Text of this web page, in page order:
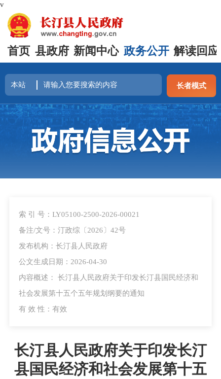
v
首页 县政府 新闻中心 政务公开 解读回应
长者模式
索 引 号：LY05100-2500-2026-00021
备注/文号：汀政综〔2026〕42号
发布机构：长汀县人民政府
公文生成日期：2026-04-30
内容概述： 长汀县人民政府关于印发长汀县国民经济和
社会发展第十五个五年规划纲要的通知
有 效 性：有效
长汀县人民政府关于印发长汀
县国民经济和社会发展第十五